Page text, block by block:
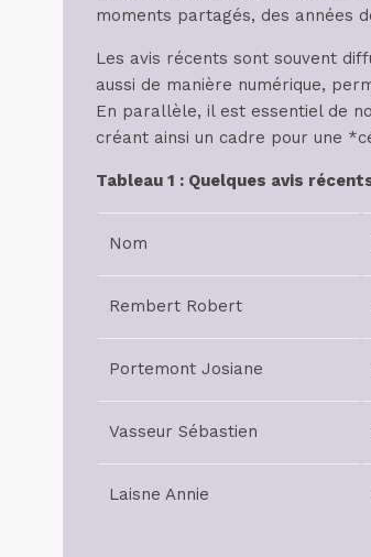
moments partagés, des années
Les avis récents sont souvent
aussi de manière numérique,
En parallèle, il est essentiel de
créant ainsi un cadre pour une
Tableau 1 : Quelques avis
Nom
Rembert Robert
Portemont Josiane
Vasseur Sébastien
Laisne Annie